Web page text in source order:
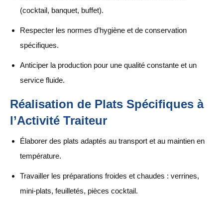
(cocktail, banquet, buffet).
Respecter les normes d’hygiène et de conservation
spécifiques.
Anticiper la production pour une qualité constante et un
service fluide.
Réalisation de Plats Spécifiques à
l’Activité Traiteur
Élaborer des plats adaptés au transport et au maintien en
température.
Travailler les préparations froides et chaudes : verrines,
mini-plats, feuilletés, pièces cocktail.